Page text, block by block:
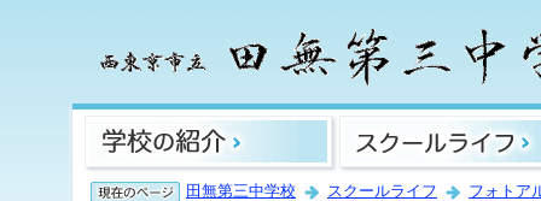
田無第三中学校 スクールライフ フォトア